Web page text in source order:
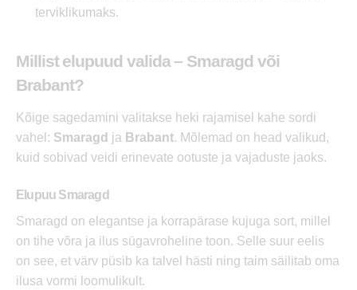
terviklikumaks.
Millist elupuud valida – Smaragd või
Brabant?
Kõige sagedamini valitakse heki rajamisel kahe sordi
vahel: Smaragd ja Brabant. Mõlemad on head valikud,
kuid sobivad veidi erinevate ootuste ja vajaduste jaoks.
Elupuu Smaragd
Smaragd on elegantse ja korrapärase kujuga sort, millel
on tihe võra ja ilus sügavroheline toon. Selle suur eelis
on see, et värv püsib ka talvel hästi ning taim säilitab oma
ilusa vormi loomulikult.